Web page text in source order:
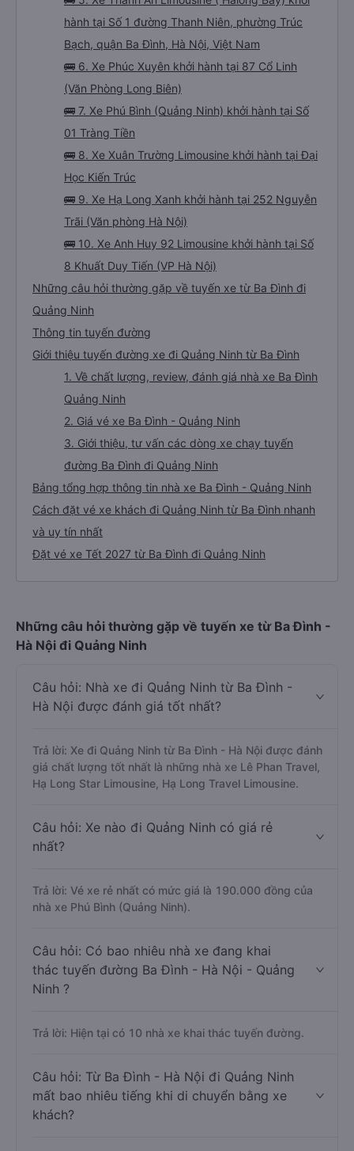
hành tại Số 1 đường Thanh Niên, phường Trúc
Bạch, quận Ba Đình, Hà Nội, Việt Nam
🚌 6. Xe Phúc Xuyên khởi hành tại 87 Cổ Linh
(Văn Phòng Long Biên)
🚌 7. Xe Phú Bình (Quảng Ninh) khởi hành tại Số
01 Tràng Tiền
🚌 8. Xe Xuân Trường Limousine khởi hành tại Đại
Học Kiến Trúc
🚌 9. Xe Hạ Long Xanh khởi hành tại 252 Nguyễn
Trãi (Văn phòng Hà Nội)
🚌 10. Xe Anh Huy 92 Limousine khởi hành tại Số
8 Khuất Duy Tiến (VP Hà Nội)
Những câu hỏi thường gặp về tuyến xe từ Ba Đình đi
Quảng Ninh
Thông tin tuyến đường
Giới thiệu tuyến đường xe đi Quảng Ninh từ Ba Đình
1. Về chất lượng, review, đánh giá nhà xe Ba Đình
Quảng Ninh
2. Giá vé xe Ba Đình - Quảng Ninh
3. Giới thiệu, tư vấn các dòng xe chạy tuyến
đường Ba Đình đi Quảng Ninh
Bảng tổng hợp thông tin nhà xe Ba Đình - Quảng Ninh
Cách đặt vé xe khách đi Quảng Ninh từ Ba Đình nhanh
và uy tín nhất
Đặt vé xe Tết 2027 từ Ba Đình đi Quảng Ninh
Những câu hỏi thường gặp về tuyến xe từ Ba Đình -
Hà Nội đi Quảng Ninh
Câu hỏi: Nhà xe đi Quảng Ninh từ Ba Đình -
Hà Nội được đánh giá tốt nhất?
Trả lời: Xe đi Quảng Ninh từ Ba Đình - Hà Nội được đánh
giá chất lượng tốt nhất là những nhà xe Lê Phan Travel,
Hạ Long Star Limousine, Hạ Long Travel Limousine.
Câu hỏi: Xe nào đi Quảng Ninh có giá rẻ
nhất?
Trả lời: Vé xe rẻ nhất có mức giá là 190.000 đồng của
nhà xe Phú Bình (Quảng Ninh).
Câu hỏi: Có bao nhiêu nhà xe đang khai
thác tuyến đường Ba Đình - Hà Nội - Quảng
Ninh ?
Trả lời: Hiện tại có 10 nhà xe khai thác tuyến đường.
Câu hỏi: Từ Ba Đình - Hà Nội đi Quảng Ninh
mất bao nhiêu tiếng khi di chuyển bằng xe
khách?